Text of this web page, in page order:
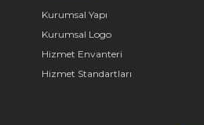
Kurumsal Yapı
Kurumsal Logo
Hizmet Envanteri
Hizmet Standartları